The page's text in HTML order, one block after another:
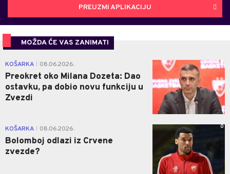
PREUZMI APLIKACIJU
MOŽDA ĆE VAS ZANIMATI
KOŠARKA 08.06.2026.
Preokret oko Milana Dozeta: Dao
ostavku, pa dobio novu funkciju u
Zvezdi
0
KOŠARKA 08.06.2026.
Bolomboj odlazi iz Crvene
zvezde?
0